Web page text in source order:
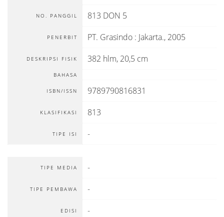
NO. PANGGIL 813 DON 5
PENERBIT PT. Grasindo : Jakarta., 2005
DESKRIPSI FISIK 382 hlm, 20,5 cm
BAHASA
ISBN/ISSN 9789790816831
KLASIFIKASI 813
TIPE ISI -
TIPE MEDIA -
TIPE PEMBAWA -
EDISI -